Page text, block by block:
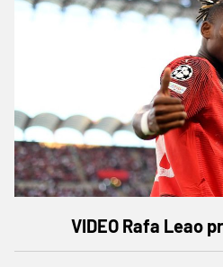
VIDEO Rafa Leao